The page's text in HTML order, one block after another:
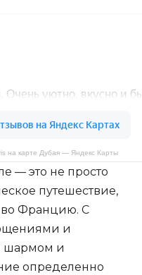
на карте Дубая — Яндекс Карты
— это не просто
путешествие,
во Францию. С
и
шармом и
определенно